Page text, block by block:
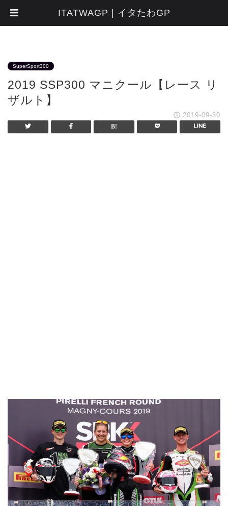
SuperSport300
2019 SSP300 マニクール【レース リ
ザルト】
2019-09-30
ITATWAGP | イタたわGP